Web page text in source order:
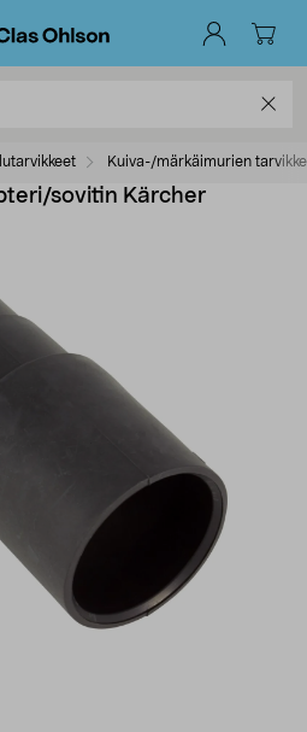
Kuiva-/märkäimurien
sovitin Kärcher